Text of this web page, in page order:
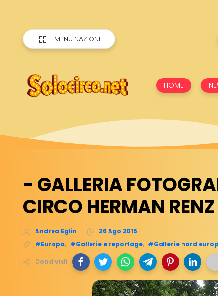
MENÙ NAZIONI
HOME
- GALLERIA
CIRCO HERMAN
Andrea Eglin
26 Ago 2015
#Europa, #Gallerie e reportage, #Gallerie nord
Condividi